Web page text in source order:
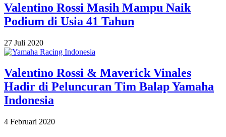
Valentino Rossi Masih Mampu Naik
Podium di Usia 41 Tahun
2020-
07-
27 Juli 2020
Valentino Rossi & Maverick Vinales
Hadir di Peluncuran Tim Balap Yamaha
Indonesia
2020-
4 Februari 2020